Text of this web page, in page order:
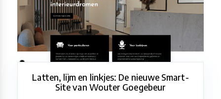
Latten, lijm en linkjes: De nieuwe Smart-
Site van Wouter Goegebeur